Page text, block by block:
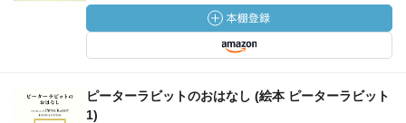
ピーターラビットのおはなし (絵本 ピーターラビット
1)